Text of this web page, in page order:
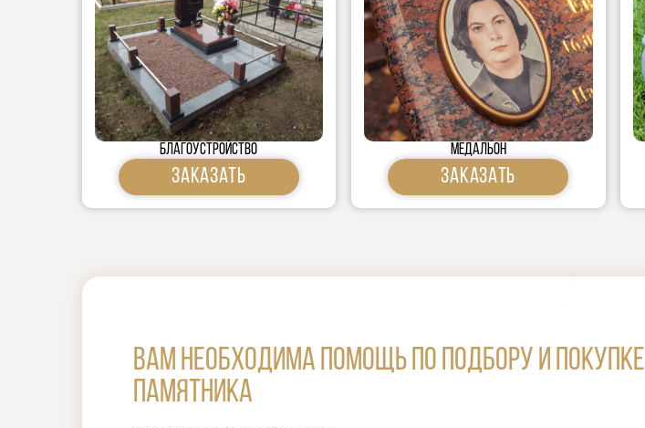
Благоустройство
Заказать
медальон
Заказать
ВАм необходима помощь по подбору и покупке
памятника